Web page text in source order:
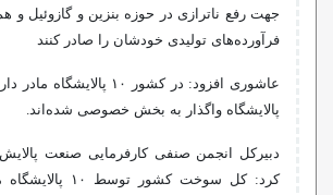
جهت رفع ناترازیدر حوزه بنزین و گازوئیل و
فرآورده‌های تولیدی خودشان را صادر کنند
پالایشگاه واگذار به بخش خصوصی شده‌اند.
دبیرکل انجمن صنفی کارفرمایی صنعت
کرد: کل سوخت کشور